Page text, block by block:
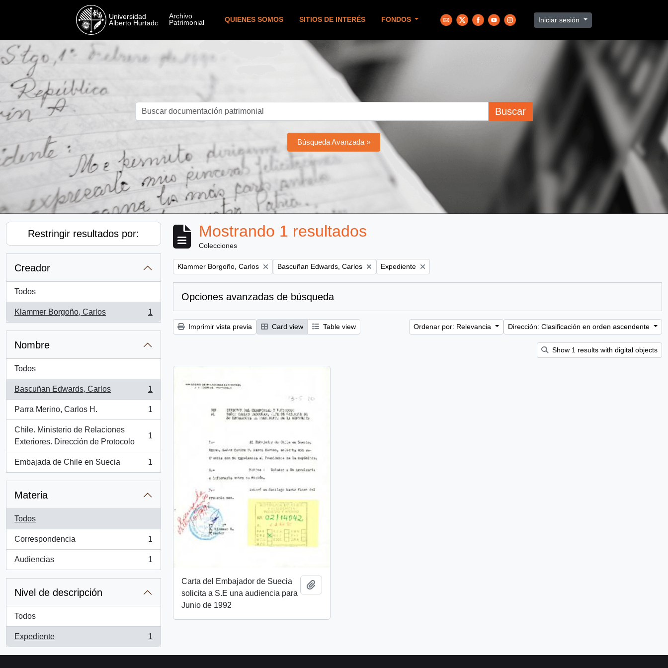
QUIENES SOMOS SITIOS DE INTERÉS FONDOS Iniciar sesión
Buscar
Búsqueda Avanzada »
Restringir resultados por:
Creador
Todos
Klammer Borgoño, Carlos
, 1 resultados
1
Nombre
Todos
Bascuñan Edwards, Carlos
, 1 resultados
1
Parra Merino, Carlos H.
, 1 resultados
1
Chile. Ministerio de Relaciones
Exteriores. Dirección de Protocolo
, 1 resultados
1
Embajada de Chile en Suecia
, 1 resultados
1
Materia
Todos
Correspondencia
, 1 resultados
1
Audiencias
, 1 resultados
1
Nivel de descripción
Todos
Expediente
, 1 resultados
1
Mostrando 1 resultados
Colecciones
Remove filter:
Klammer Borgoño, Carlos Remove filter:
Bascuñan Edwards, Carlos Remove filter:
Expediente
Opciones avanzadas de búsqueda
Imprimir vista previa Card view Table view Ordenar por: Relevancia Dirección: Clasificación en orden ascendente
Show 1 results with digital objects
Carta del Embajador de Suecia
solicita a S.E una audiencia para
Junio de 1992